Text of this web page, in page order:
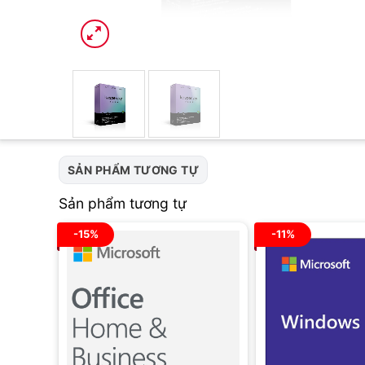
SẢN PHẨM TƯƠNG TỰ
Sản phẩm tương tự
-15% -11%